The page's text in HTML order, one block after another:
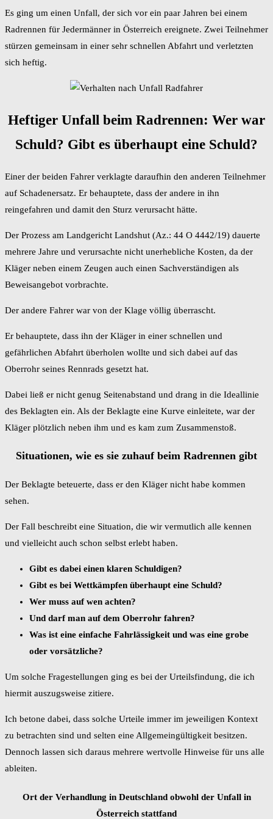
Es ging um einen Unfall, der sich vor ein paar Jahren bei einem
Radrennen für Jedermänner in Österreich ereignete. Zwei Teilnehmer
stürzen gemeinsam in einer sehr schnellen Abfahrt und verletzten
sich heftig.
Heftiger Unfall beim Radrennen: Wer war
Schuld? Gibt es überhaupt eine Schuld?
Einer der beiden Fahrer verklagte daraufhin den anderen Teilnehmer
auf Schadenersatz. Er behauptete, dass der andere in ihn
reingefahren und damit den Sturz verursacht hätte.
Der Prozess am Landgericht Landshut (Az.: 44 O 4442/19) dauerte
mehrere Jahre und verursachte nicht unerhebliche Kosten, da der
Kläger neben einem Zeugen auch einen Sachverständigen als
Beweisangebot vorbrachte.
Der andere Fahrer war von der Klage völlig überrascht.
Er behauptete, dass ihn der Kläger in einer schnellen und
gefährlichen Abfahrt überholen wollte und sich dabei auf das
Oberrohr seines Rennrads gesetzt hat.
Dabei ließ er nicht genug Seitenabstand und drang in die Ideallinie
des Beklagten ein. Als der Beklagte eine Kurve einleitete, war der
Kläger plötzlich neben ihm und es kam zum Zusammenstoß.
Situationen, wie es sie zuhauf beim Radrennen gibt
Der Beklagte beteuerte, dass er den Kläger nicht habe kommen
sehen.
Der Fall beschreibt eine Situation, die wir vermutlich alle kennen
und vielleicht auch schon selbst erlebt haben.
Gibt es dabei einen klaren Schuldigen?
Gibt es bei Wettkämpfen überhaupt eine Schuld?
Wer muss auf wen achten?
Und darf man auf dem Oberrohr fahren?
Was ist eine einfache Fahrlässigkeit und was eine grobe
oder vorsätzliche?
Um solche Fragestellungen ging es bei der Urteilsfindung, die ich
hiermit auszugsweise zitiere.
Ich betone dabei, dass solche Urteile immer im jeweiligen Kontext
zu betrachten sind und selten eine Allgemeingültigkeit besitzen.
Dennoch lassen sich daraus mehrere wertvolle Hinweise für uns alle
ableiten.
Ort der Verhandlung in Deutschland obwohl der Unfall in
Österreich stattfand